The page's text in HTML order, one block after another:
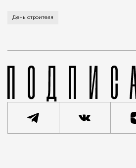
В этом году
День строителя